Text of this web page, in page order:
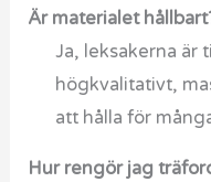
Är materialet
Ja, leksakerna är
högkvalitativt,
att hålla för
Hur rengör jag